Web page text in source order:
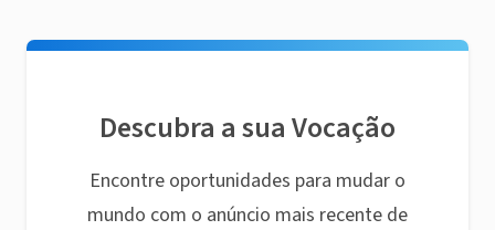
Descubra a sua Vocação
Encontre oportunidades para mudar o
mundo com o anúncio mais recente de